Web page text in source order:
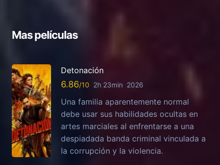
Mas películas
Detonación
6.86 2h 23min 2026
Una familia aparentemente normal
debe usar sus habilidades ocultas en
artes marciales al enfrentarse a una
despiadada banda criminal vinculada a
la corrupción y la violencia.